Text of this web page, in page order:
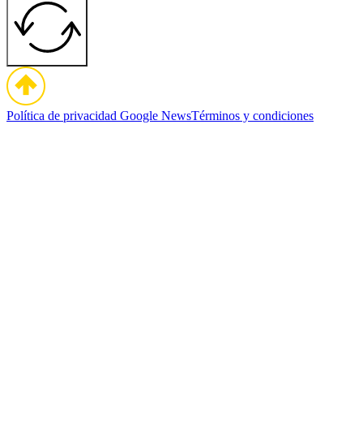
Política de privacidad Google NewsTérminos y condiciones